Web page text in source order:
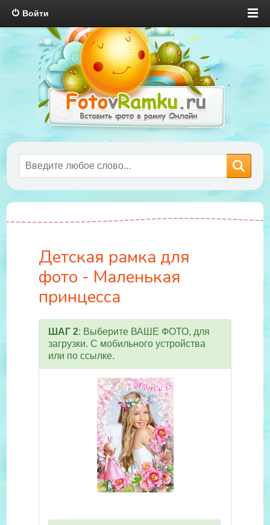
Войти
Детская рамка для
фото - Маленькая
принцесса
ШАГ 2: Выберите ВАШЕ ФОТО, для
загрузки. С мобильного устройства
или по ссылке.